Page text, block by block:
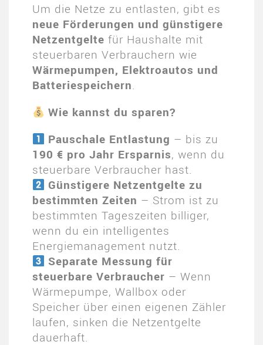
Um die Netze zu entlasten, gibt es
neue Förderungen und günstigere
Netzentgelte für Haushalte mit
steuerbaren Verbrauchern wie
Wärmepumpen, Elektroautos und
Batteriespeichern
Wie kannst du sparen?
Pauschale Entlastung – bis zu
190 € pro Jahr Ersparnis, wenn du
steuerbare Verbraucher hast.
Günstigere Netzentgelte zu
bestimmten Zeiten – Strom ist zu
bestimmten Tageszeiten billiger,
wenn du ein intelligentes
Energiemanagement nutzt.
Separate Messung für
steuerbare Verbraucher – Wenn
Wärmepumpe, Wallbox oder
Speicher über einen eigenen Zähler
laufen, sinken die Netzentgelte
dauerhaft.